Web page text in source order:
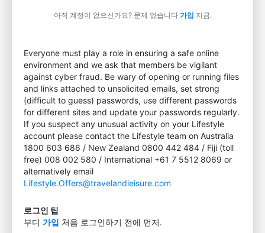
아직 계정이 없으신가요? 문제 없습니다 가입 지금.
Everyone must play a role in ensuring a safe online
environment and we ask that members be vigilant
against cyber fraud. Be wary of opening or running files
and links attached to unsolicited emails, set strong
(difficult to guess) passwords, use different passwords
for different sites and update your passwords regularly.
If you suspect any unusual activity on your Lifestyle
account please contact the Lifestyle team on Australia
1800 603 686 / New Zealand 0800 442 484 / Fiji (toll
free) 008 002 580 / International +61 7 5512 8069 or
alternatively email
Lifestyle.Offers@travelandleisure.com
로그인 팁
부디 가입 처음 로그인하기 전에 먼저.